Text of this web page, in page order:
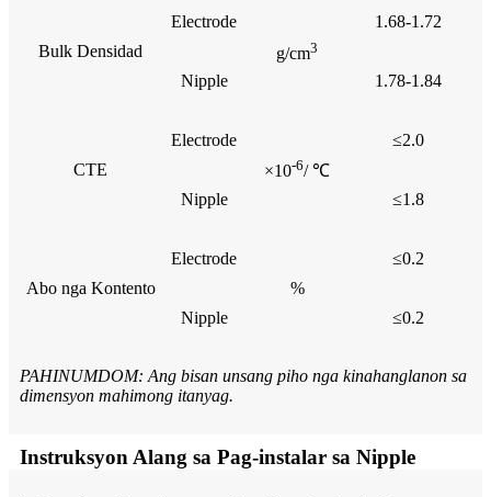
Bulk Densidad
Electrode
g/cm3
1.68-1.72
Nipple 1.78-1.84
CTE
Electrode
×10-6/ ℃
≤2.0
Nipple ≤1.8
Abo nga Kontento
Electrode
%
≤0.2
Nipple ≤0.2
PAHINUMDOM: Ang bisan unsang piho nga kinahanglanon sa
dimensyon mahimong itanyag.
Instruksyon Alang sa Pag-instalar sa Nipple